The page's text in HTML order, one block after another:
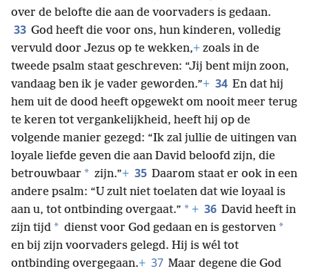
over de belofte die aan de voorvaders is gedaan.
33 God heeft die voor ons, hun kinderen, volledig
vervuld door Jezus op te wekken,+ zoals in de
tweede psalm staat geschreven: “Jij bent mijn zoon,
vandaag ben ik je vader geworden.”+ 34 En dat hij
hem uit de dood heeft opgewekt om nooit meer terug
te keren tot vergankelijkheid, heeft hij op de
volgende manier gezegd: “Ik zal jullie de uitingen van
loyale liefde geven die aan David beloofd zijn, die
betrouwbaar * zijn.”+ 35 Daarom staat er ook in een
andere psalm: “U zult niet toelaten dat wie loyaal is
aan u, tot ontbinding overgaat.” * + 36 David heeft in
zijn tijd * dienst voor God gedaan en is gestorven *
en bij zijn voorvaders gelegd. Hij is wél tot
ontbinding overgegaan.+ 37 Maar degene die God